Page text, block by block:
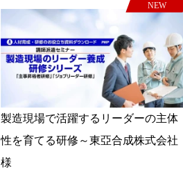
NEW
製造現場で活躍するリーダーの主体
性を育てる研修～東亞合成株式会社
様